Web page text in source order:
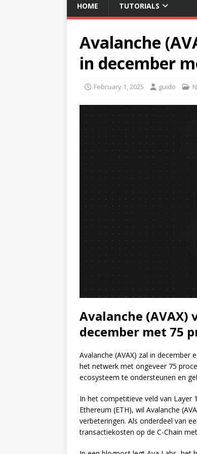
HOME TUTORIALS
Avalanche
in december
February 1, 2025 guido
Avalanche (AVAX)
december met 75
Avalanche (AVAX) zal in
het netwerk met ongeveer 75
ecosysteem te ondersteunen en
In het competitieve veld van
Ethereum (ETH), wil Avalanche
verbeteringen. Als onderdeel van
transactiekosten op de C-Chain